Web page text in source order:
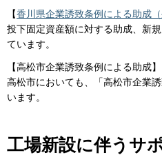
【香川県企業誘致条例による助成（
投下固定資産額に対する助成、新
ています。
【高松市企業誘致条例による助成】
高松市においても、「高松市企業
います。
工場新設に伴うサ